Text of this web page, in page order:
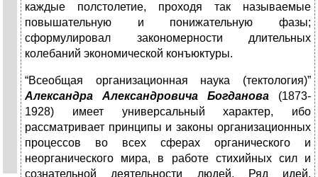
каждые полстолетие, проходя так называемые
повышательную и понижательную фазы;
сформулировал закономерности длительных
колебаний экономической конъюктуры.
“Всеобщая организационная наука (тектология)”
Александра Александровича Богданова (1873-
1928) имеет универсальный характер, ибо
рассматривает принципы и законы организационных
процессов во всех сферах органического и
неорганического мира, в работе стихийных сил и
сознательной деятельности людей. Ряд идей,